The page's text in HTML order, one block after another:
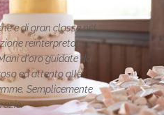
Le creazioni sono fantastiche e
uniche..raffinate
per la vostra pagina,piena di
Maria Teresa Masela
da Facebook